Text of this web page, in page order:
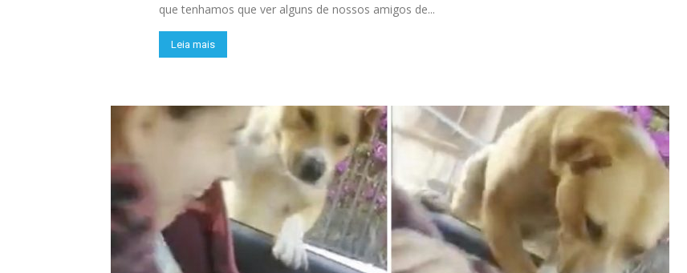
que tenhamos que ver alguns de nossos amigos de...
Leia mais